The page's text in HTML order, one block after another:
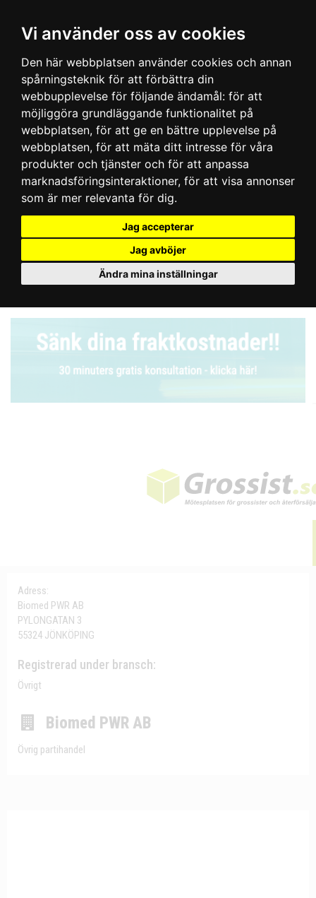
Vi använder oss av cookies
Den här webbplatsen använder cookies och annan
spårningsteknik för att förbättra din
webbupplevelse för följande ändamål: för att
möjliggöra grundläggande funktionalitet på
webbplatsen, för att ge en bättre upplevelse på
webbplatsen, för att mäta ditt intresse för våra
produkter och tjänster och för att anpassa
marknadsföringsinteraktioner, för att visa annonser
som är mer relevanta för dig.
Jag accepterar
Jag avböjer
Ändra mina inställningar
Adress:
Biomed PWR AB
PYLONGATAN 3
55324 JÖNKÖPING
Registrerad under bransch:
Övrigt
Biomed PWR AB
Övrig partihandel